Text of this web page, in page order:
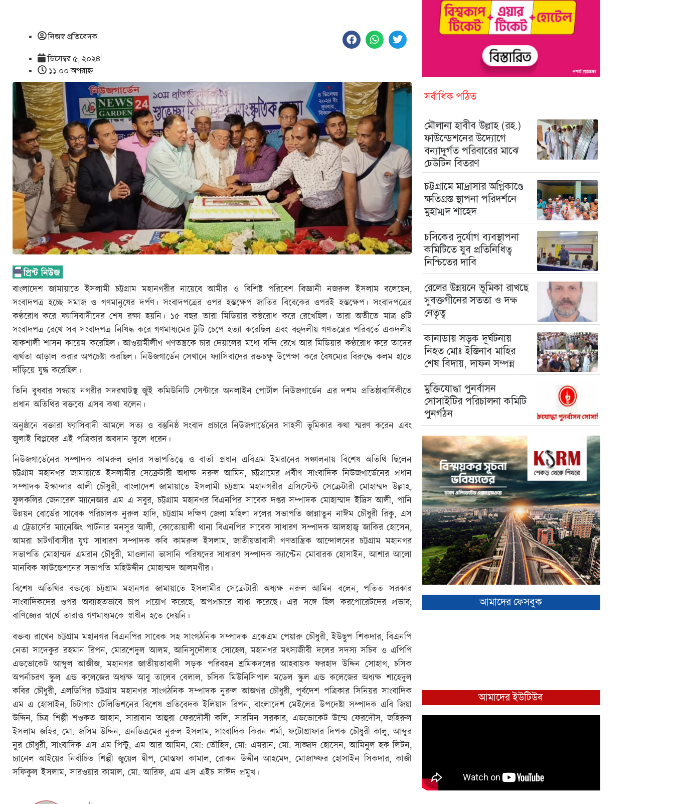
নিজস্ব প্রতিবেদক
ডিসেম্বর ৫, ২০২৪
১১:০০ অপরাহ্ণ
বাংলাদেশ জামায়াতে ইসলামী চট্টগ্রাম মহানগরীর নায়েবে আমীর ও বিশিষ্ট পরিবেশ বিজ্ঞানী নজরুল ইসলাম বলেছেন,
সংবাদপত্র হচ্ছে সমাজ ও গণমানুষের দর্পণ। সংবাদপত্রের ওপর হস্তক্ষেপ জাতির বিবেকের ওপরই হস্তক্ষেপ। সংবাদপত্রের
কণ্ঠরোধ করে ফ্যাসিবাদীদের শেষ রক্ষা হয়নি। ১৫ বছর তারা মিডিয়ার কন্ঠরোধ করে রেখেছিল। তারা অতীতে মাত্র ৪টি
সংবাদপত্র রেখে সব সংবাদপত্র নিষিদ্ধ করে গণমাধ্যমের টুটি চেপে হত্যা করেছিল এবং বহুদলীয় গণতন্ত্রের পরিবর্তে একদলীয়
বাকশালী শাসন কায়েম করেছিল। আওয়ামীলীগ গণতন্ত্রকে চার দেয়ালের মধ্যে বন্দি রেখে আর মিডিয়ার কণ্ঠরোধ করে তাদের
ব্যর্থতা আড়াল করার অপচেষ্টা করছিল। নিউজগার্ডেন সেখানে ফ্যাসিবাদের রক্তচক্ষু উপেক্ষা করে বৈষম্যের বিরুদ্ধে কলম হাতে
দাঁড়িয়ে যুদ্ধ করেছিল।
তিনি বুধবার সন্ধ্যায় নগরীর সদরঘাটস্থ জুঁই কমিউনিটি সেন্টারে অনলাইন পোর্টাল নিউজগার্ডেন এর দশম প্রতিষ্ঠাবার্ষিকীতে
প্রধান অতিথির বক্তব্যে এসব কথা বলেন।
অনুষ্ঠানে বক্তারা ফ্যাসিবাদী আমলে সত্য ও বস্তুনিষ্ঠ সংবাদ প্রচারে নিউজগার্ডেনের সাহসী ভূমিকার কথা স্মরণ করেন এবং
জুলাই বিপ্লবের এই পত্রিকার অবদান তুলে ধরেন।
নিউজগার্ডেনের সম্পাদক কামরুল হুদার সভাপতিত্বে ও বার্তা প্রধান এবিএম ইমরানের সঞ্চালনায় বিশেষ অতিথি ছিলেন
চট্টগ্রাম মহানগর জামায়াতে ইসলামীর সেক্রেটারী অধ্যক্ষ নরুল আমিন, চট্টগ্রামের প্রবীণ সাংবাদিক নিউজগার্ডেনের প্রধান
সম্পাদক ইস্কান্দার আলী চৌধুরী, বাংলাদেশ জামায়াতে ইসলামী চট্টগ্রাম মহানগরীর এসিস্টেন্ট সেক্রেটারী মোহাম্মদ উল্লাহ,
ফুলকলির জেনারেল ম্যানেজার এম এ সবুর, চট্টগ্রাম মহানগর বিএনপির সাবেক দপ্তর সম্পাদক মোহাম্মাদ ইদ্রিস আলী, পানি
উন্নয়ন বোর্ডের সাবেক পরিচালক নুরুল হাদি, চট্টগ্রাম দক্ষিণ জেলা মহিলা দলের সভাপতি জান্নাতুন নাঈম চৌধুরী রিকু, এস
এ ট্রেডার্সের ম্যানেজিং পার্টনার মনসুর আলী, কোতোয়ালী থানা বিএনপির সাবেক সাধারণ সম্পাদক আলহাজ্ব জাকির হোসেন,
আমরা চাটগাঁবাসীর যুগ্ম সাধারণ সম্পাদক কবি কামরুল ইসলাম, জাতীয়তাবাদী গণতান্ত্রিক আন্দোলনের চট্টগ্রাম মহানগর
সভাপতি মোহাম্মদ এমরান চৌধুরী, মাওলানা ভাসানি পরিষদের সাধারণ সম্পাদক ক্যাপ্টেন মোবারক হোসাইন, আশার আলো
মানবিক ফাউন্ডেশনের সভাপতি মহিউদ্দীন মোহাম্মদ আলমগীর।
বিশেষ অতিথির বক্তব্যে চট্টগ্রাম মহানগর জামায়াতে ইসলামীর সেক্রেটারী অধ্যক্ষ নরুল আমিন বলেন, পতিত সরকার
সাংবাদিকদের ওপর অব্যাহতভাবে চাপ প্রয়োগ করেছে, অপপ্রচারে বাধ্য করেছে। এর সঙ্গে ছিল করপোরেটদের প্রভাব;
বাণিজ্যের স্বার্থে তারাও গণমাধ্যমকে স্বাধীন হতে দেয়নি।
বক্তব্য রাখেন চট্টগ্রাম মহানগর বিএনপির সাবেক সহ সাংগঠনিক সম্পাদক একেএম পেয়ারু চৌধুরী, ইউছুপ শিকদার, বিএনপি
নেতা সাদেকুর রহমান রিপন, মোরশেদুল আলম, আনিসুদৌলাহ সোহেল, মহানগর মৎস্যজীবী দলের সদস্য সচিব ও এপিপি
এডভোকেট আব্দুল আজীজ, মহানগর জাতীয়তাবাদী সড়ক পরিবহন শ্রমিকদলের আহবায়ক ফরহাদ উদ্দিন সোহাগ, চসিক
অপর্নাচরণ স্কুল এন্ড কলেজের অধ্যক্ষ আবু তালেব বেলাল, চসিক মিউনিসিপাল মডেল স্কুল এন্ড কলেজের অধ্যক্ষ শাহেদুল
কবির চৌধুরী, এলডিপির চট্টগ্রাম মহানগর সাংগঠনিক সম্পাদক নুরুল আজগর চৌধুরী, পূর্বদেশ পত্রিকার সিনিয়র সাংবাদিক
এম এ হোসাইন, চিটাগাং টেলিভিশনের বিশেষ প্রতিবেদক ইলিয়াস রিপন, বাংলাদেশ মেইলের উপদেষ্টা সম্পাদক এবি জিয়া
উদ্দিন, চিত্র শিল্পী শওকত জাহান, সারাবান তাহুরা ফেরদৌসী কলি, সারমিন সরকার, এডভোকেট উম্মে ফেরদৌস, জহিরুল
ইসলাম জহির, মো. জসিম উদ্দিন, এনডিএমের নুরুল ইসলাম, সাংবাদিক কিরন শর্মা, ফটোগ্রাফার দিপক চৌধুরী কালু, আব্দুর
নুর চৌধুরী, সাংবাদিক এস এম পিন্টু, এম আর আমিন, মো: তৌহিদ, মো: এমরান, মো. সাজ্জাদ হোসেন, আমিনুল হক লিটন,
চ্যানেল আইয়ের নির্বাচিত শিল্পী জুয়েল দ্বীপ, মোস্তফা কামাল, রোকন উদ্দীন আহমেদ, মোজাফ্ফর হোসাইন সিকদার, কাজী
সফিকুল ইসলাম, সারওয়ার কামাল, মো. আরিফ, এম এস এইচ সাঈদ প্রমুখ।
সর্বাধিক পঠিত
মৌলানা হাবীব উল্লাহ (রহ.)
ফাউন্ডেশনের উদ্যোগে
বন্যাদুর্গত পরিবারের মাঝে
ঢেউটিন বিতরণ
চট্টগ্রামে মাদ্রাসার অগ্নিকাণ্ডে
ক্ষতিগ্রস্ত স্থাপনা পরিদর্শনে
মুহাম্মদ শাহেদ
চসিকের দুর্যোগ ব্যবস্থাপনা
কমিটিতে যুব প্রতিনিধিত্ব
নিশ্চিতের দাবি
রেলের উন্নয়নে ভূমিকা রাখছে
সুবক্তগীনের সততা ও দক্ষ
নেতৃত্ব
কানাডায় সড়ক দূর্ঘটনায়
নিহত মোঃ ইস্তিনাব মাহির
শেষ বিদায়, দাফন সম্পন্ন
মুক্তিযোদ্ধা পুনর্বাসন
সোসাইটির পরিচালনা কমিটি
পুনর্গঠন
আমাদের ফেসবুক
আমাদের ইউটিউব